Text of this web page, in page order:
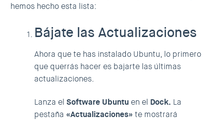
hemos hecho esta lista:
Bájate las Actualizaciones
Ahora que te has instalado Ubuntu, lo primero
que querrás hacer es bajarte las últimas
actualizaciones.
Lanza el Software Ubuntu en el Dock. La
pestaña «Actualizaciones» te mostrará